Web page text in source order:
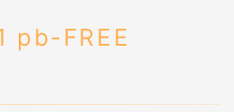
pb-FREE